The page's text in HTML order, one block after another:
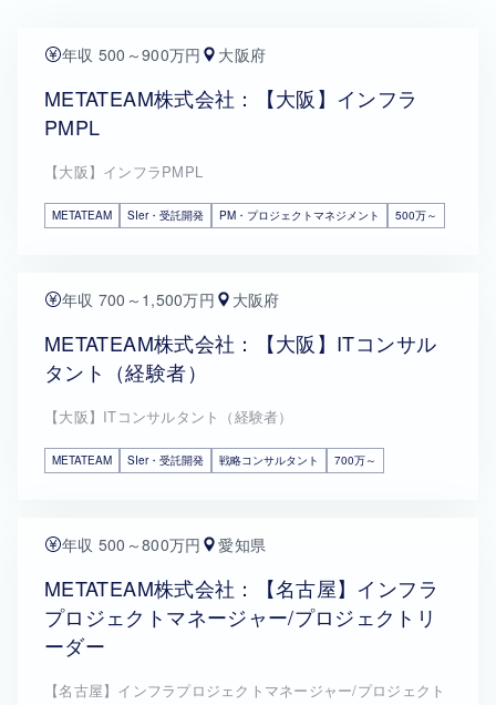
年収 500～900万円 大阪府
METATEAM株式会社：【大阪】インフラ
PMPL
【大阪】インフラPMPL
METATEAM SIer・受託開発 PM・プロジェクトマネジメント 500万～
年収 700～1,500万円 大阪府
METATEAM株式会社：【大阪】ITコンサル
タント（経験者）
【大阪】ITコンサルタント（経験者）
METATEAM SIer・受託開発 戦略コンサルタント 700万～
年収 500～800万円 愛知県
METATEAM株式会社：【名古屋】インフラ
プロジェクトマネージャー/プロジェクトリ
ーダー
【名古屋】インフラプロジェクトマネージャー/プロジェクト